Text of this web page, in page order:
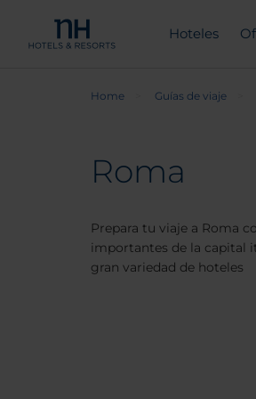
Hoteles
Home Guías de viaje
Roma
Prepara tu viaje a Roma
importantes de la capital
gran variedad de hoteles